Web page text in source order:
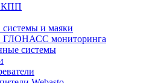
КПП
и маяки
ГЛОНАСС мониторинга
системы